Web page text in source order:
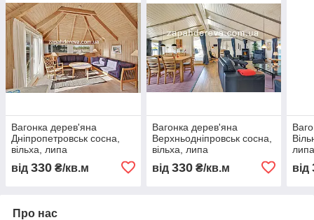
Вагонка дерев'яна
Дніпропетровськ сосна,
вільха, липа
від 330 ₴/кв.м
Вагонка дерев'яна
Верхньодніпровськ сосна,
вільха, липа
від 330₴/кв.м від
Про нас